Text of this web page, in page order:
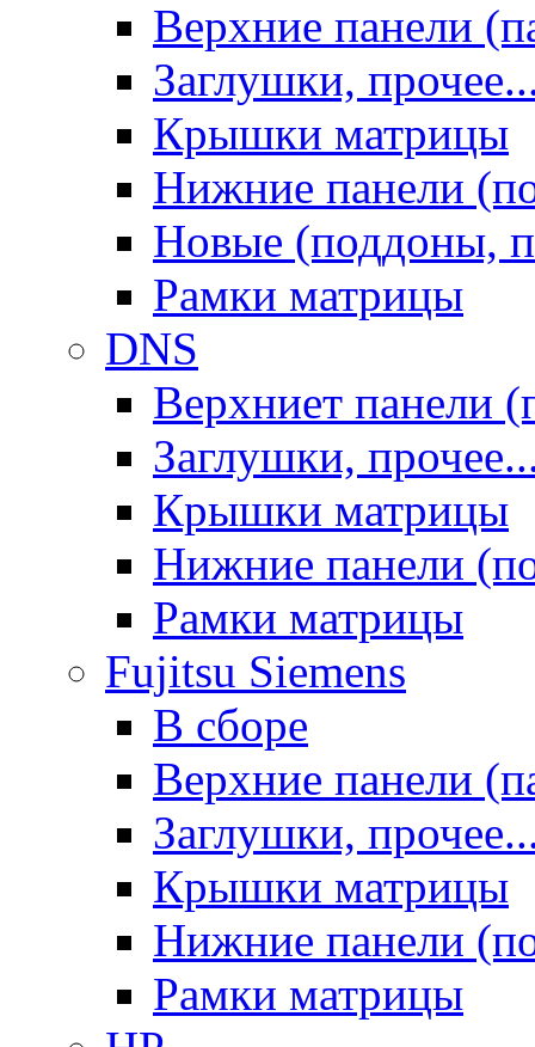
Верхние панели
Заглушки,
Крышки матрицы
Нижние панели
Новые (поддоны,
Рамки матрицы
DNS
Верхниет панели
Заглушки,
Крышки матрицы
Нижние панели
Рамки матрицы
Fujitsu Siemens
В сборе
Верхние панели
Заглушки,
Крышки матрицы
Нижние панели
Рамки матрицы